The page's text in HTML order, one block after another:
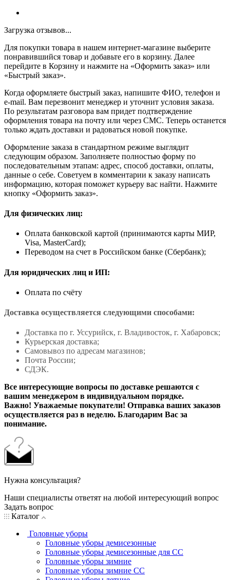
Загрузка отзывов...
Для покупки товара в нашем интернет-магазине выберите
понравившийся товар и добавьте его в корзину. Далее
перейдите в Корзину и нажмите на «Оформить заказ» или
«Быстрый заказ».
Когда оформляете быстрый заказ, напишите ФИО, телефон и
e-mail. Вам перезвонит менеджер и уточнит условия заказа.
По результатам разговора вам придет подтверждение
оформления товара на почту или через СМС. Теперь останется
только ждать доставки и радоваться новой покупке.
Оформление заказа в стандартном режиме выглядит
следующим образом. Заполняете полностью форму по
последовательным этапам: адрес, способ доставки, оплаты,
данные о себе. Советуем в комментарии к заказу написать
информацию, которая поможет курьеру вас найти. Нажмите
кнопку «Оформить заказ».
Для физических лиц:
Оплата банковской картой (принимаются карты МИР,
Visa, MasterCard);
Переводом на счет в Российском банке (Сбербанк);
Для юридических лиц и ИП:
Оплата по счёту
Доставка осуществляется следующими способами:
Доставка по г. Уссурийск, г. Владивосток, г. Хабаровск;
Курьерская доставка;
Самовывоз по адресам магазинов;
Почта России;
СДЭК.
Все интересующие вопросы по доставке решаются с
вашим менеджером в индивидуальном порядке.
Важно! Уважаемые покупатели! Отправка ваших заказов
осуществляется раз в неделю. Благодарим Вас за
понимание.
Нужна консультация?
Наши специалисты ответят на любой интересующий вопрос
Задать вопрос
Каталог
Головные уборы
Головные уборы демисезонные
Головные уборы демисезонные для СС
Головные уборы зимние
Головные уборы зимние СС